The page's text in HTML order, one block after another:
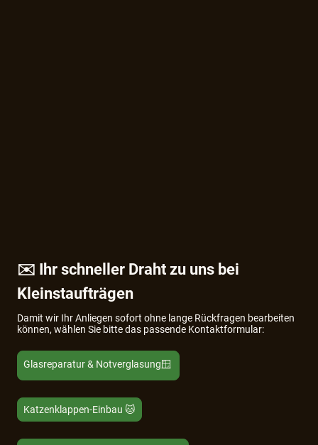
✉️ Ihr schneller Draht zu uns bei
Kleinstaufträgen
Damit wir Ihr Anliegen sofort ohne lange Rückfragen bearbeiten
können, wählen Sie bitte das passende Kontaktformular:
Glasreparatur & Notverglasung🪟
Katzenklappen-Einbau 🐱